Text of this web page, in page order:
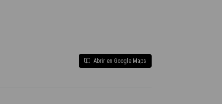
Abrir en Google Maps